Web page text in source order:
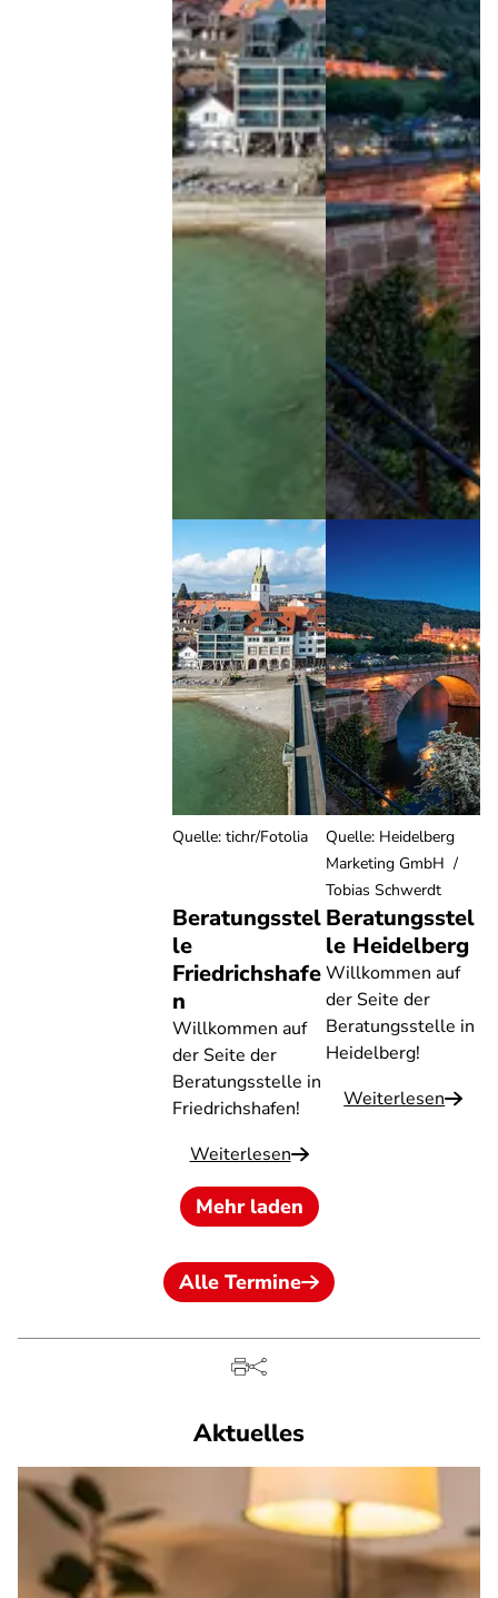
Beratungsstel
le
Friedrichshafe
n
Willkommen auf
der Seite der
Beratungsstelle in
Friedrichshafen!
Weiterlesen
Quelle: tichr/Fotolia
Beratungsstel
le Heidelberg
Willkommen auf
der Seite der
Beratungsstelle in
Heidelberg!
Weiterlesen
Quelle: Heidelberg
Marketing GmbH /
Tobias Schwerdt
Mehr laden
Alle Termine
Aktuelles